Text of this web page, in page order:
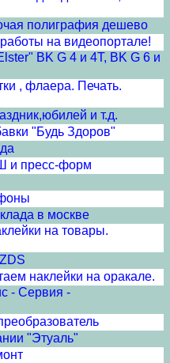
полиграфия дешево
на видеопортале!
BK G 4 и 4T, BK G 6 и
, флаера. Печать.
и т.д.
"Будь Здоров"
и пресс-форм
в москве
на товары.
наклейки на оракале.
- Сервия -
"Этуаль"